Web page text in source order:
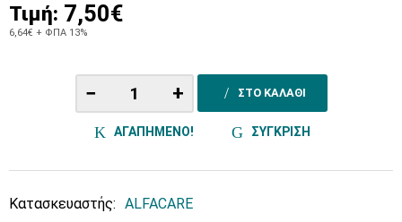
Τιμή: 7,50€
6,64€ + ΦΠΑ 13%
− + ΣΤΟ ΚΑΛΑΘΙ
ΑΓΑΠΗΜΕΝΟ! ΣΥΓΚΡΙΣΗ
Κατασκευαστής: ALFACARE